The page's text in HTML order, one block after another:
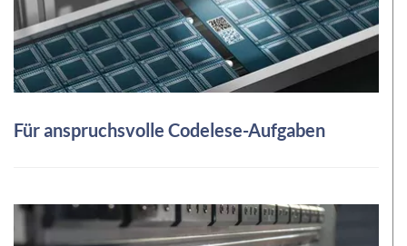
Für anspruchsvolle Codelese-Aufgaben